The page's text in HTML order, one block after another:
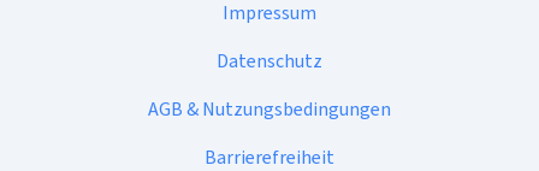
Impressum
Datenschutz
AGB & Nutzungsbedingungen
Barrierefreiheit